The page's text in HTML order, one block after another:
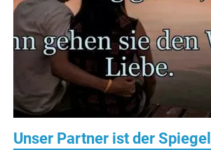
Unser Partner ist der